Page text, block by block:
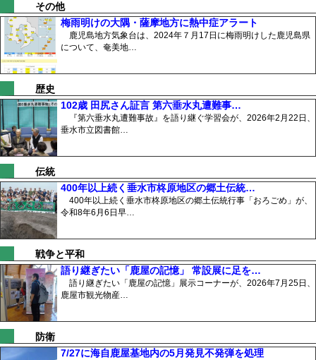
その他
梅雨明けの大隅・薩摩地方に熱中症アラート
鹿児島地方気象台は、2024年７月17日に梅雨明けした鹿児島県
について、奄美地…
歴史
102歳 田尻さん証言 第六垂水丸遭難事…
『第六垂水丸遭難事故』を語り継ぐ学習会が、2026年2月22日、
垂水市立図書館…
伝統
400年以上続く垂水市柊原地区の郷土伝統…
400年以上続く垂水市柊原地区の郷土伝統行事「おろごめ」が、
令和8年6月6日早…
戦争と平和
語り継ぎたい「鹿屋の記憶」 常設展に足を…
語り継ぎたい「鹿屋の記憶」展示コーナーが、2026年7月25日、
鹿屋市観光物産…
防衛
7/27に海自鹿屋基地内の5月発見不発弾を処理